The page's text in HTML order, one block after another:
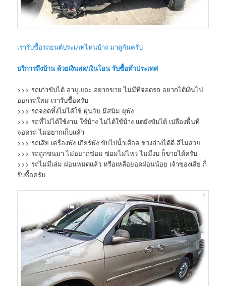
เรารับซื้อรถยนต์ประเภทไหนบ้าง มาดูกันครับ
บริการถึงบ้าน ด้วยเงินสด/เงินโอน รับซื้อทั่วประเทศ
>>> รถเก่าขับได้ อายุเยอะ อยากขาย ไม่มีที่จอดรถ อยากได้เงินไป
ออกรถใหม่ เรารับซื้อครับ
>>> รถจอดทิ้งไม่ได้ใช้ ฝุ่นจับ มีสนิม ผุพัง
>>> รถที่ไม่ได้ใช้งาน ใช้บ้าง ไม่ได้ใช้บ้าง แต่ยังขับได้ เปลืองพื้นที่
จอดรถ ไม่อยากเก็บแล้ว
>>> รถเสีย เครื่องพัง เกียร์พัง ขับไปน้ำเดือด ช่วงล่างได้ดี สีไม่สวย
>>> รถถูกชนมา ไม่อยากซ่อม ซ่อมไม่ไหว ไม่มีงบ ก็ขายได้ครับ
>>> รถไม่มีเล่ม ผ่อนหมดแล้ว หรือเหลือยอดผ่อนน้อย เจ้าของเสีย ก็
รับซื้อครับ